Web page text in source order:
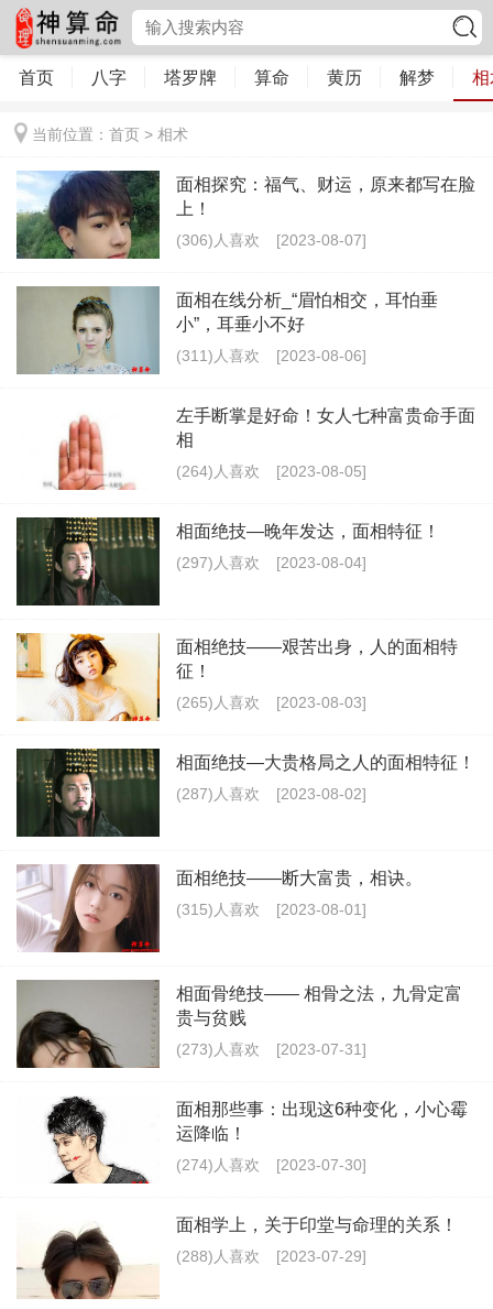
首页 八字 塔罗牌 算命 黄历 解梦 相
当前位置： 首页 > 相术
面相探究：福气、财运，原来都写在脸
上！
(306)人喜欢 [2023-08-07]
面相在线分析_“眉怕相交，耳怕垂
小”，耳垂小不好
(311)人喜欢 [2023-08-06]
左手断掌是好命！女人七种富贵命手面
相
(264)人喜欢 [2023-08-05]
相面绝技—晚年发达，面相特征！
(297)人喜欢 [2023-08-04]
面相绝技——艰苦出身，人的面相特
征！
(265)人喜欢 [2023-08-03]
相面绝技—大贵格局之人的面相特征！
(287)人喜欢 [2023-08-02]
面相绝技——断大富贵，相诀。
(315)人喜欢 [2023-08-01]
相面骨绝技—— 相骨之法，九骨定富
贵与贫贱
(273)人喜欢 [2023-07-31]
面相那些事：出现这6种变化，小心霉
运降临！
(274)人喜欢 [2023-07-30]
面相学上，关于印堂与命理的关系！
(288)人喜欢 [2023-07-29]